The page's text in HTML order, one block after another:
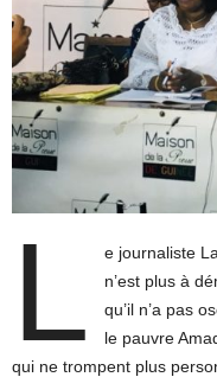
L
e journaliste
n’est plus à
qu’il n’a pas
le pauvre
qui ne trompent plus